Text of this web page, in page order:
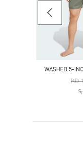
Price Reduced
KD
To